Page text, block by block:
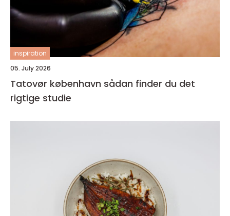
inspiration
05. July 2026
Tatovør københavn sådan finder du det
rigtige studie